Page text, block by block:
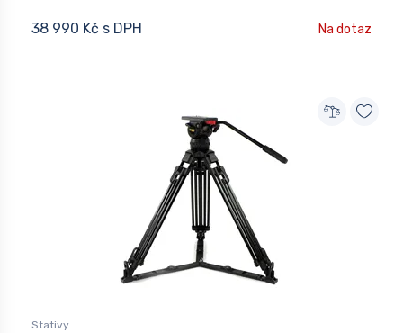
38 990 Kč s DPH Na dotaz
Stativy